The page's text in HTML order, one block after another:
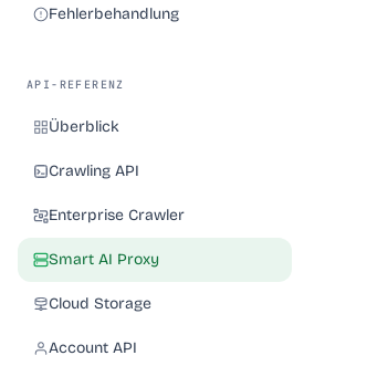
Fehlerbehandlung
API-REFERENZ
Überblick
Crawling API
Enterprise Crawler
Smart AI Proxy
Cloud Storage
Account API